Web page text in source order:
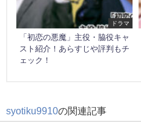
ドラマ
「初恋の悪魔」主役・脇役キャ
スト紹介！あらすじや評判もチ
ェック！
syotiku9910の関連記事